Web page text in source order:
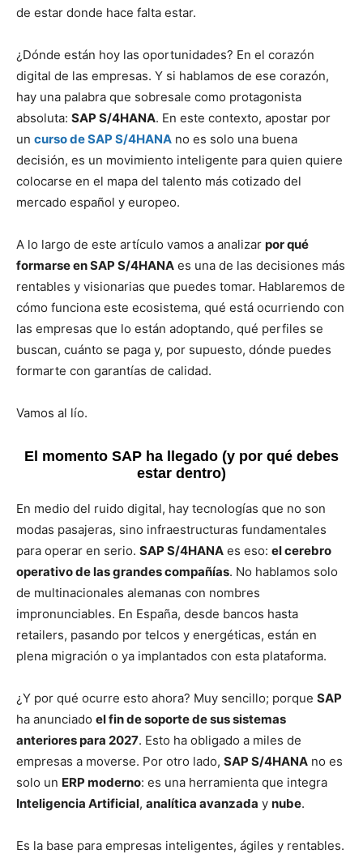
de estar donde hace falta estar.
¿Dónde están hoy las oportunidades? En el corazón
digital de las empresas. Y si hablamos de ese corazón,
hay una palabra que sobresale como protagonista
absoluta: SAP S/4HANA. En este contexto, apostar por
un curso de SAP S/4HANA no es solo una buena
decisión, es un movimiento inteligente para quien quiere
colocarse en el mapa del talento más cotizado del
mercado español y europeo.
A lo largo de este artículo vamos a analizar por qué
formarse en SAP S/4HANA es una de las decisiones más
rentables y visionarias que puedes tomar. Hablaremos de
cómo funciona este ecosistema, qué está ocurriendo con
las empresas que lo están adoptando, qué perfiles se
buscan, cuánto se paga y, por supuesto, dónde puedes
formarte con garantías de calidad.
Vamos al lío.
El momento SAP ha llegado (y por qué debes
estar dentro)
En medio del ruido digital, hay tecnologías que no son
modas pasajeras, sino infraestructuras fundamentales
para operar en serio. SAP S/4HANA es eso: el cerebro
operativo de las grandes compañías. No hablamos solo
de multinacionales alemanas con nombres
impronunciables. En España, desde bancos hasta
retailers, pasando por telcos y energéticas, están en
plena migración o ya implantados con esta plataforma.
¿Y por qué ocurre esto ahora? Muy sencillo; porque SAP
ha anunciado el fin de soporte de sus sistemas
anteriores para 2027. Esto ha obligado a miles de
empresas a moverse. Por otro lado, SAP S/4HANA no es
solo un ERP moderno: es una herramienta que integra
Inteligencia Artificial, analítica avanzada y nube.
Es la base para empresas inteligentes, ágiles y rentables.